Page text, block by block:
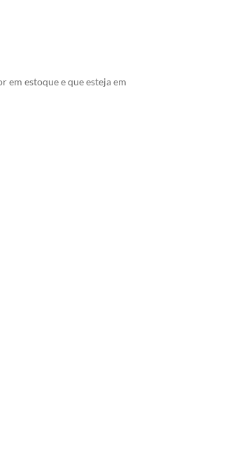
em estoque e que esteja em